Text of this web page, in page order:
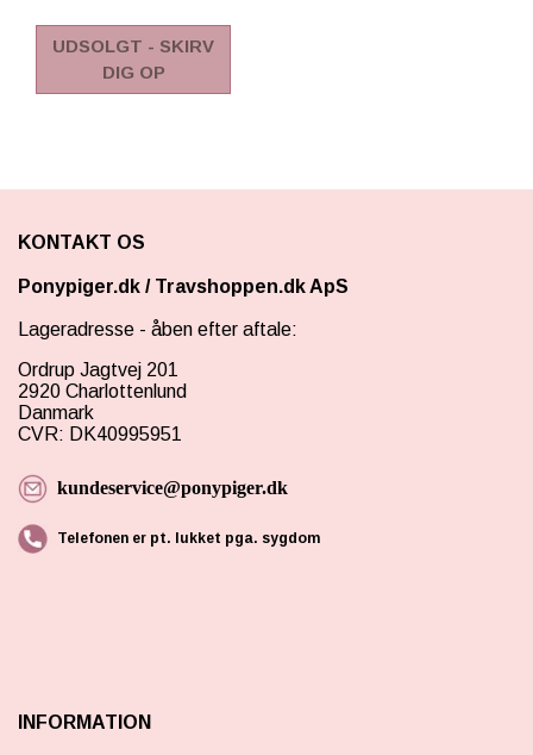
UDSOLGT - SKIRV
DIG OP
KONTAKT OS
Ponypiger.dk / Travshoppen.dk ApS
Lageradresse - åben efter aftale:
Ordrup Jagtvej 201
2920 Charlottenlund
Danmark
CVR: DK40995951
kundeservice@ponypiger.dk
Telefonen er pt. lukket pga. sygdom
INFORMATION